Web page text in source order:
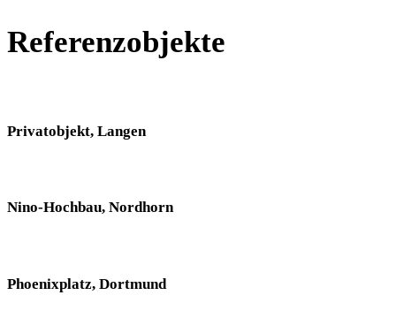
Referenzobjekte
Privatobjekt, Langen
Nino-Hochbau, Nordhorn
Phoenixplatz, Dortmund